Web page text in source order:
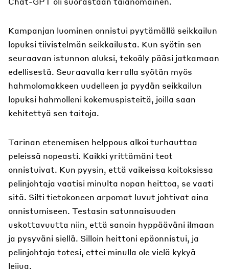
Kampanjan luominen onnistui pyytämällä seikkailun
lopuksi tiivistelmän seikkailusta. Kun syötin sen
seuraavan istunnon aluksi, tekoäly pääsi jatkamaan
edellisestä. Seuraavalla kerralla syötän myös
hahmolomakkeen uudelleen ja pyydän seikkailun
lopuksi hahmolleni kokemuspisteitä, joilla saan
kehitettyä sen taitoja.
Tarinan etenemisen helppous alkoi turhauttaa
peleissä nopeasti. Kaikki yrittämäni teot
onnistuivat. Kun pyysin, että vaikeissa koitoksissa
pelinjohtaja vaatisi minulta nopan heittoa, se vaati
sitä. Silti tietokoneen arpomat luvut johtivat aina
onnistumiseen. Testasin satunnaisuuden
uskottavuutta niin, että sanoin hyppääväni ilmaan
ja pysyväni siellä. Silloin heittoni epäonnistui, ja
pelinjohtaja totesi, ettei minulla ole vielä kykyä
leijua.